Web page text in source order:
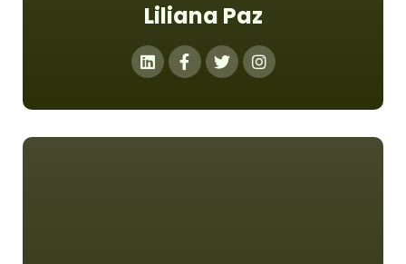
Liliana Paz